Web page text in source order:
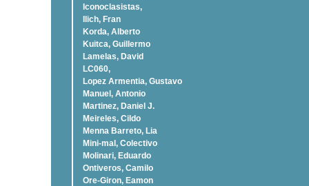
Iconoclasistas,
Ilich, Fran
Korda, Alberto
Kuitca, Guillermo
Lamelas, David
LC060,
Lopez Armentia, Gustavo
Manuel, Antonio
Martinez, Daniel J.
Meireles, Cildo
Menna Barreto, Lia
Mini-mal, Colectivo
Molinari, Eduardo
Ontiveros, Camilo
Ore-Giron, Eamon